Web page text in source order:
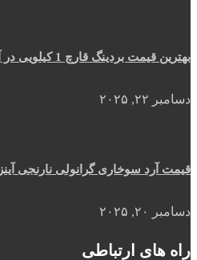
بهترین قیمت بردینگ قارچ 1 کیلویی در آذر ۱۴۰۴
دسامبر ۲۲, ۲۰۲۵
قیمت آرد سوخاری گرانولی نارنجی آینز ۲ کیلویی در آذر ۱۴۰۴
دسامبر ۲۰, ۲۰۲۵
راه های ارتباطی